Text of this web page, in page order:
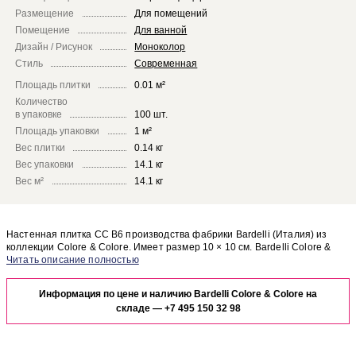
Размещение
Для помещений
Помещение
Для ванной
Дизайн / Рисунок
Моноколор
Стиль
Современная
Площадь плитки
0.01 м²
Количество
в упаковке
100 шт.
Площадь упаковки
1 м²
Вес плитки
0.14 кг
Вес упаковки
14.1 кг
Вес м²
14.1 кг
Настенная плитка CC B6 производства фабрики Bardelli (Италия) из
коллекции Colore & Colore. Имеет размер 10 × 10 см. Bardelli Colore &
Colore CC B6 отлично сочетается с другими элементами коллекции
отделке Вашего помещения, закажите бесплатный дизайн-проект с
использованием элементов коллекции Bardelli Colore & Colore.
Информация по цене и наличию Bardelli Colore & Colore на
складе — +7 495 150 32 98